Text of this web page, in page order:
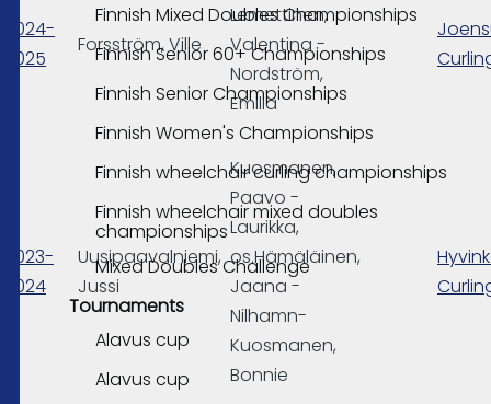
Finnish Mixed Doubles Championships
Finnish Senior 60+ Championships
Finnish Senior Championships
Finnish Women's Championships
Finnish wheelchair curling championships
Finnish wheelchair mixed doubles
championships
Mixed Doubles Challenge
Tournaments
Alavus cup
Alavus cup
2024-
2025
Forsström, Ville
Lemettinen,
Valentina -
Nordström,
Emilia
2023-
2024
Uusipaavalniemi,
Jussi
Kuosmanen,
Paavo -
Laurikka,
os.Hämäläinen,
Jaana -
Nilhamn-
Kuosmanen,
Bonnie